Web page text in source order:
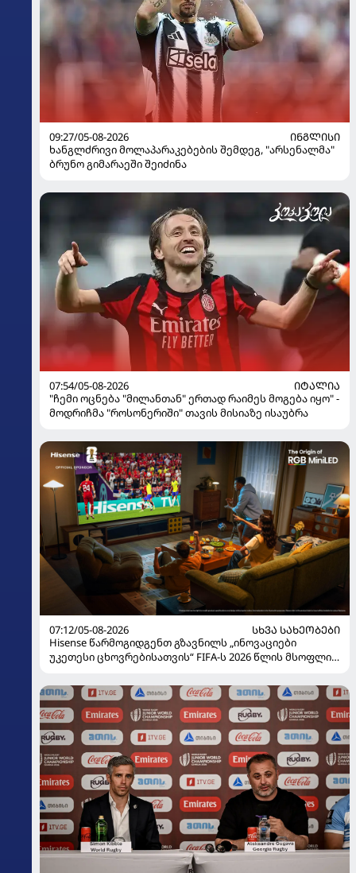
09:27/05-08-2026
ᲘᲜᲒᲚᲘᲡᲘ
ხანგლძრივი მოლაპარაკებების შემდეგ, "არსენალმა"
ბრუნო გიმარაეში შეიძინა
07:54/05-08-2026
ᲘᲢᲐᲚᲘᲐ
"ჩემი ოცნება "მილანთან" ერთად რაიმეს მოგება იყო" -
მოდრიჩმა "როსონერიში" თავის მისიაზე ისაუბრა
07:12/05-08-2026
ᲡᲮᲕᲐ ᲡᲐᲮᲔᲝᲑᲔᲑᲘ
Hisense წარმოგიდგენთ გზავნილს „ინოვაციები
უკეთესი ცხოვრებისათვის“ FIFA-ს 2026 წლის მსოფლიო